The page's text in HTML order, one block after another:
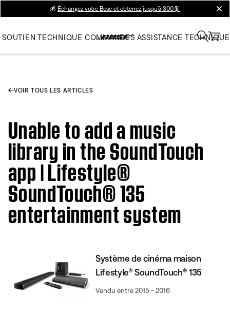
💰 Échangez votre Bose et obtenez jusqu’à 300 $!
SOUTIEN TECHNIQUE COMMANDES ASSISTANCE TECHNIQUE
VOIR TOUS LES ARTICLES
Unable to add a music
library in the SoundTouch
app | Lifestyle®
SoundTouch® 135
entertainment system
Système de cinéma maison
Lifestyle® SoundTouch® 135
Vendu entre 2015 - 2016